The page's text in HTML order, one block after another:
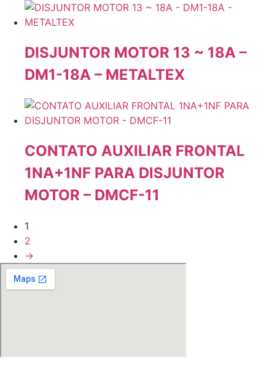
DISJUNTOR MOTOR 13 ~ 18A –
DM1-18A – METALTEX
CONTATO AUXILIAR FRONTAL
1NA+1NF PARA DISJUNTOR
MOTOR – DMCF-11
1
2
→